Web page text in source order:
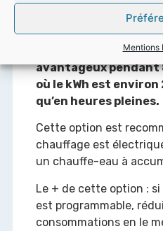
Mentions
Option heures
Les heures creuses
avantageux pendant
où le kWh est environ
qu’en heures pleines.
Cette option est
chauffage est
un chauffe-eau à
Le + de cette option :
est programmable,
consommations en le